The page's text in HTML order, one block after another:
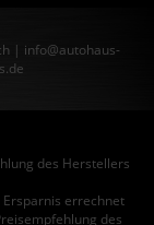
| info@autohaus-
des Herstellers
errechnet
des